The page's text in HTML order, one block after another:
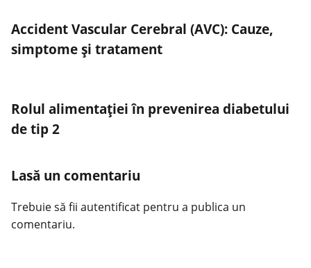
Accident Vascular Cerebral (AVC): Cauze,
simptome și tratament
Rolul alimentației în prevenirea diabetului
de tip 2
Lasă un comentariu
Trebuie să fii autentificat pentru a publica un
comentariu.